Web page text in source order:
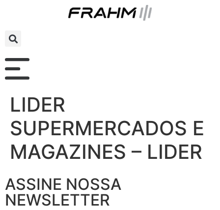
LIDER
SUPERMERCADOS E
MAGAZINES – LIDER
ASSINE NOSSA
NEWSLETTER